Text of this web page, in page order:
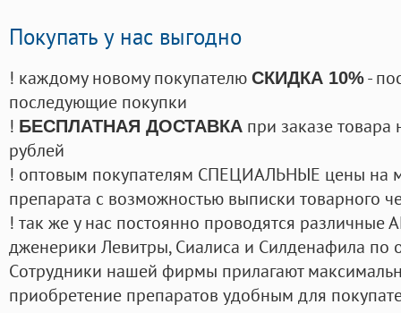
Покупать у нас выгодно
! каждому новому покупателю СКИДКА 10%-
последующие покупки
! БЕСПЛАТНАЯ ДОСТАВКА при заказе
рублей
! оптовым покупателям СПЕЦИАЛЬНЫЕ цены на
препарата с возможностью выписки товарного
! так же у нас постоянно проводятся
дженерики Левитры, Сиалиса и Силденафила по
Cотрудники нашей фирмы прилагают
приобретение препаратов удобным для